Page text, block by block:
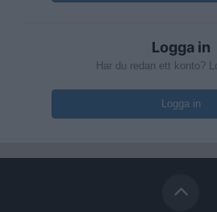
Logga in
Har du redan ett konto?
Logga in